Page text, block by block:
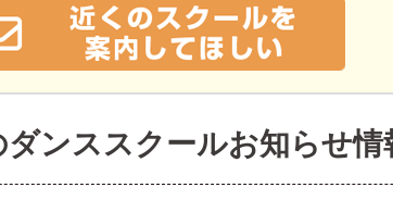
ダンススクールお知らせ情